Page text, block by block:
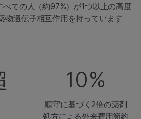
べての人（約97%）が1つ以上の高度
物遺伝子相互作用を持っています
10%
順守に基づく2倍の薬剤
処方による外来費用節約